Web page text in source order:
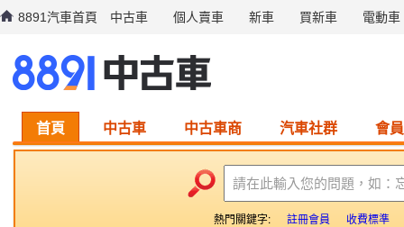
8891汽車首頁 中古車 個人賣車 新車 買新車 電動車
首頁 中古車 中古車商 汽車社群 會
請在此輸入您的問題，如：
熱門關鍵字: 註冊會員 收費標準